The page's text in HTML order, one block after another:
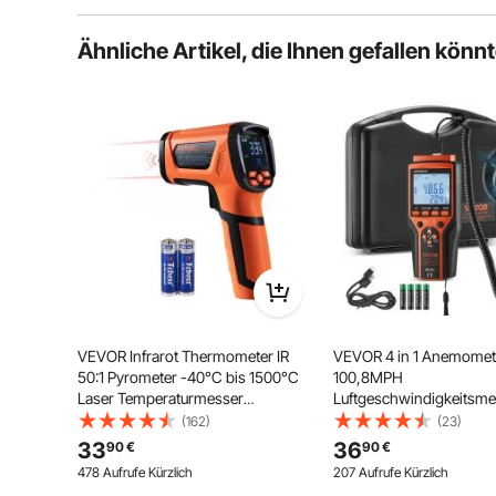
Das Verhältnis von Messpunkt zu Entfernung
Entfernungen. So können Sie hohe Temperaturen
Ist das Produkt haltbar? ...
Ähnliche Artikel, die Ihnen gefallen
VEVOR Infrarot Thermometer IR
50:1 Pyrometer -40°C bis 1500°C
Laser Temperaturmesser
180x120x60mm
Temperaturmessgerät Nicht
Menschliches Körperthermometer
für
(162)
3390€
478 Aufrufe Kürzlich
VEVOR 4 in 1
100,8MPH
168x75x36mm
Windmessgerät
Windstärkemesser
MAX/MIN/AVG/CU-
(23)
3690€
207 Aufrufe Kürzlich